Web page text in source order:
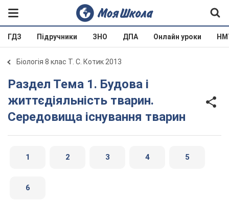
ГДЗ Підручники ЗНО ДПА Онлайн уроки
Біологія 8 клас Т. С. Котик 2013
Раздел Тема 1. Будова і
життєдіяльність тварин.
Середовища існування тварин
1 2 3 4 5
6